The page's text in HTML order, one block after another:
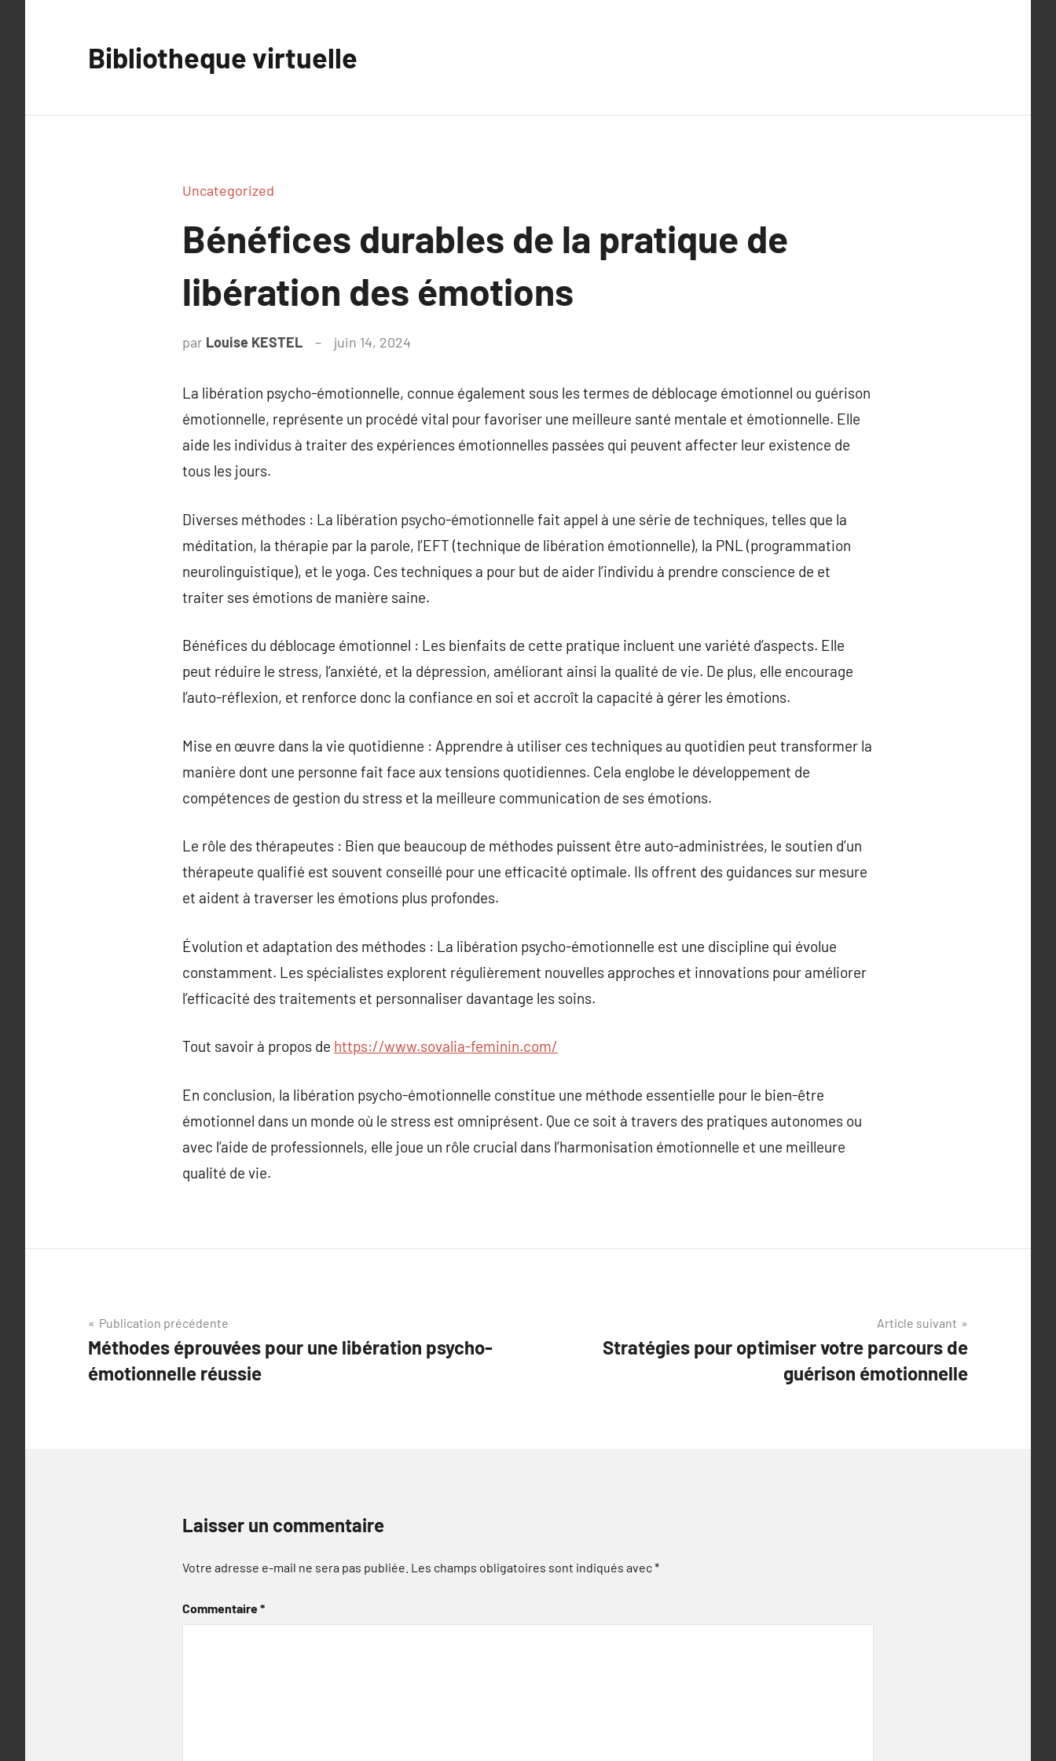
Bibliotheque virtuelle
Uncategorized
Bénéfices durables de la pratique de
libération des émotions
par Louise KESTEL juin 14, 2024
La libération psycho-émotionnelle, connue également sous les termes de déblocage émotionnel ou guérison
émotionnelle, représente un procédé vital pour favoriser une meilleure santé mentale et émotionnelle. Elle
aide les individus à traiter des expériences émotionnelles passées qui peuvent affecter leur existence de
tous les jours.
Diverses méthodes : La libération psycho-émotionnelle fait appel à une série de techniques, telles que la
méditation, la thérapie par la parole, l’EFT (technique de libération émotionnelle), la PNL (programmation
neurolinguistique), et le yoga. Ces techniques a pour but de aider l’individu à prendre conscience de et
traiter ses émotions de manière saine.
Bénéfices du déblocage émotionnel : Les bienfaits de cette pratique incluent une variété d’aspects. Elle
peut réduire le stress, l’anxiété, et la dépression, améliorant ainsi la qualité de vie. De plus, elle encourage
l’auto-réflexion, et renforce donc la confiance en soi et accroît la capacité à gérer les émotions.
Mise en œuvre dans la vie quotidienne : Apprendre à utiliser ces techniques au quotidien peut transformer la
manière dont une personne fait face aux tensions quotidiennes. Cela englobe le développement de
compétences de gestion du stress et la meilleure communication de ses émotions.
Le rôle des thérapeutes : Bien que beaucoup de méthodes puissent être auto-administrées, le soutien d’un
thérapeute qualifié est souvent conseillé pour une efficacité optimale. Ils offrent des guidances sur mesure
et aident à traverser les émotions plus profondes.
Évolution et adaptation des méthodes : La libération psycho-émotionnelle est une discipline qui évolue
constamment. Les spécialistes explorent régulièrement nouvelles approches et innovations pour améliorer
l’efficacité des traitements et personnaliser davantage les soins.
Tout savoir à propos de https://www.sovalia-feminin.com/
En conclusion, la libération psycho-émotionnelle constitue une méthode essentielle pour le bien-être
émotionnel dans un monde où le stress est omniprésent. Que ce soit à travers des pratiques autonomes ou
avec l’aide de professionnels, elle joue un rôle crucial dans l’harmonisation émotionnelle et une meilleure
qualité de vie.
Navigation
de
l’article
Publication précédente
Méthodes éprouvées pour une libération psycho-
émotionnelle réussie
Article suivant
Stratégies pour optimiser votre parcours de
guérison émotionnelle
Laisser un commentaire
Votre adresse e-mail ne sera pas publiée. Les champs obligatoires sont indiqués avec*
Commentaire*